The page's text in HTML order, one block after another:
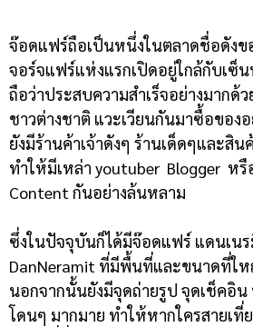
จ๊อดแฟร์ถือเป็นหนึ่งในตลาดชื่อดังข
จอร์จแฟร์แห่งแรกเปิดอยู่ใกล้กับเซ็
ถือว่าประสบความสำเร็จอย่างมากด้
ชาวต่างชาติ แวะเวียนกันมาซื้อของ
ยังมีร้านค้าเจ้าดังๆ ร้านเด็ดๆและสิ
ทำให้มีเหล่า youtuber Blogger หรื
Content กันอย่างล้นหลาม
ซึ่งในปัจจุบันก็ได้มีจ๊อดแฟร์ แดนเนร
DanNeramit ที่มีพื้นที่และขนาดที่ให
นอกจากนั้นยังมีจุดถ่ายรูป จุดเช็คอิน
โดนๆ มากมาย ทำให้หากใครสายเ